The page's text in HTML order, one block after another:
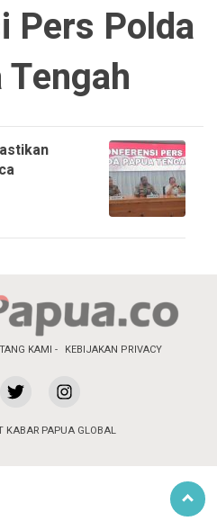
Pers Polda
KAMI KEBIJAKAN PRIVACY
KABAR PAPUA GLOBAL